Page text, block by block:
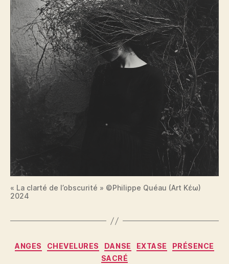
« La clarté de l’obscurité » ©Philippe Quéau (Art Κέω)
2024
Catégories
ANGES CHEVELURES DANSE EXTASE
PRÉSENCE
SACRÉ